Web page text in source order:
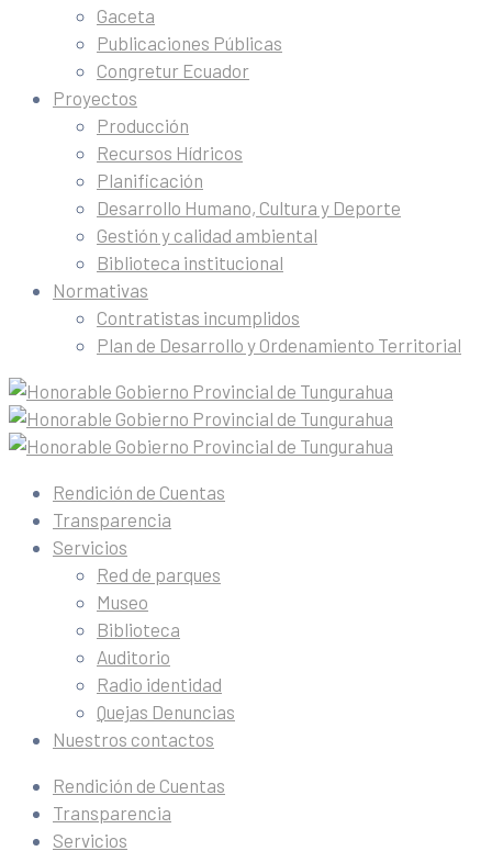
Gaceta
Publicaciones Públicas
Congretur Ecuador
Proyectos
Producción
Recursos Hídricos
Planificación
Desarrollo Humano, Cultura y Deporte
Gestión y calidad ambiental
Biblioteca institucional
Normativas
Contratistas incumplidos
Plan de Desarrollo y Ordenamiento Territorial
Rendición de Cuentas
Transparencia
Servicios
Red de parques
Museo
Biblioteca
Auditorio
Radio identidad
Quejas Denuncias
Nuestros contactos
Rendición de Cuentas
Transparencia
Servicios